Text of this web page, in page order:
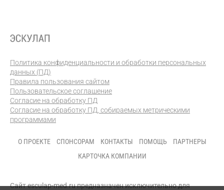
Политика конфиденциальности и обработки персональных
данных (ПД)
Правила пользования сайтом
Пользовательское соглашение
Согласие на обработку ПД
Согласие на обработку ПД, собираемых метрическими
программами
О ПРОЕКТЕ СПОНСОРАМ КОНТАКТЫ ПОМОЩЬ
ПАРТНЕРЫ
КАРТОЧКА КОМПАНИИ
Сайт esculap-med.ru предназначен исключительно для